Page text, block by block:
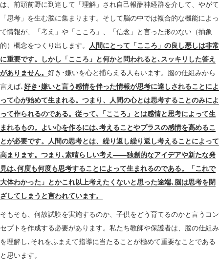
は、前頭前野に到達して「理解」され自己報酬神経群を介して、やがて
「思考」を生む脳に集まります。そして脳の中では複合的な機能によっ
て情報が、「考え」や「こころ」、「信念」と言った形のない（抽象
的）概念をつくり出します。
人間にとって「こころ」の良し悪しは非常
に重要です。しかし「こころ」と何かと問われると､スッキリした答え
がありません。 好き･嫌いを心と捕らえる人もいます。脳の仕組みから
言えば､ 好き･嫌いと言う感情を伴った情報が思考に達しされることによ
って心が始めて生まれる。つまり、人間の心とは思考することのみによ
って作られるのである。従って､「こころ」とは感情と思考によって生
まれるもの。よい心を作るには､考えることやプラスの感情を高めるこ
とが必要です。人間の思考とは、繰り返し繰り返し考えることによって
高まります。つまり､素晴らしい考え――独創的なアイデアや新たな発
見は､何度も何度も思考することによって生まれるのである。「これで
大体わかった」とかこれ以上考えたくないと思った途端､脳は思考を閉
ざしてしまうと言われています。
そもそも、何故試験を実施するのか、子供をどう育てるのかと言うコン
セプトを作成する必要があります。私たち教師や保護者は、脳の仕組み
を理解し､それをふまえて指導に当たることが極めて重要なことである
と思います。